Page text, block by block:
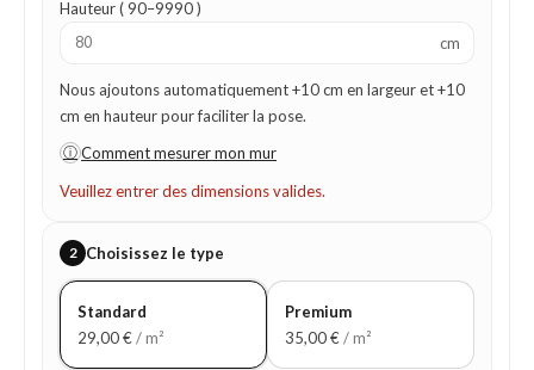
Hauteur ( 90–9990 )
cm
Nous ajoutons automatiquement +10 cm en largeur et +10
cm en hauteur pour faciliter la pose.
ⓘ Comment mesurer mon mur
Veuillez entrer des dimensions valides.
2 Choisissez le type
Standard
29,00€/ m²
Premium
35,00€/ m²